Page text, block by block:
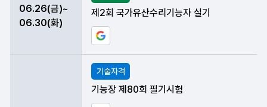
06.26(금)~
06.30(화)
제2회 국가유산수리기능자 실기
구글 일정에 현재 데이터 등록하기
기술자격
기능장 제80회 필기시험